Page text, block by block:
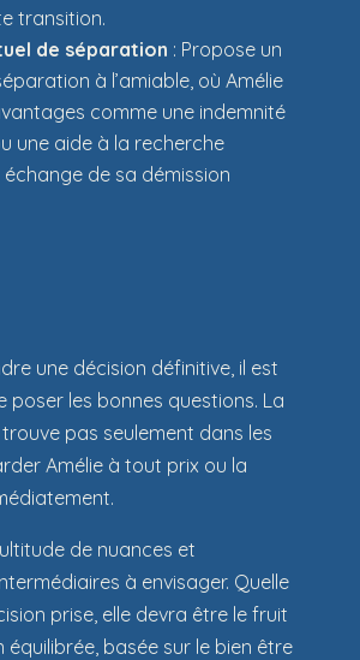
transition.
de séparation : Propose un
à l’amiable, où Amélie
comme une indemnité
une aide à la recherche
échange de sa démission
une décision définitive, il est
poser les bonnes questions. La
pas seulement dans les
Amélie à tout prix ou la
de nuances et
à envisager. Quelle
prise, elle devra être le fruit
équilibrée, basée sur le bien être